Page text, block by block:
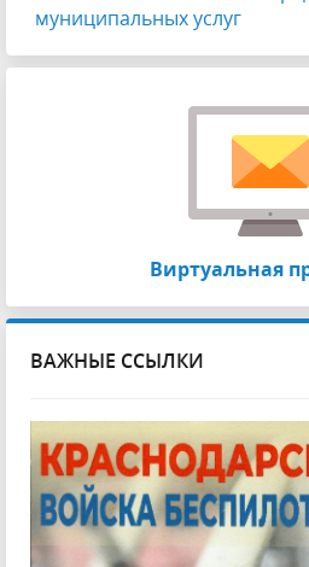
муниципальных услуг
Виртуальная
ВАЖНЫЕ ССЫЛКИ